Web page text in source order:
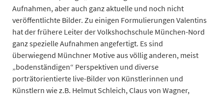
Aufnahmen, aber auch ganz aktuelle und noch nicht
veröffentlichte Bilder. Zu einigen Formulierungen Valentins
hat der frühere Leiter der Volkshochschule München-Nord
ganz spezielle Aufnahmen angefertigt. Es sind
überwiegend Münchner Motive aus völlig anderen, meist
„bodenständigen“ Perspektiven und diverse
porträtorientierte live-Bilder von Künstlerinnen und
Künstlern wie z.B. Helmut Schleich, Claus von Wagner,